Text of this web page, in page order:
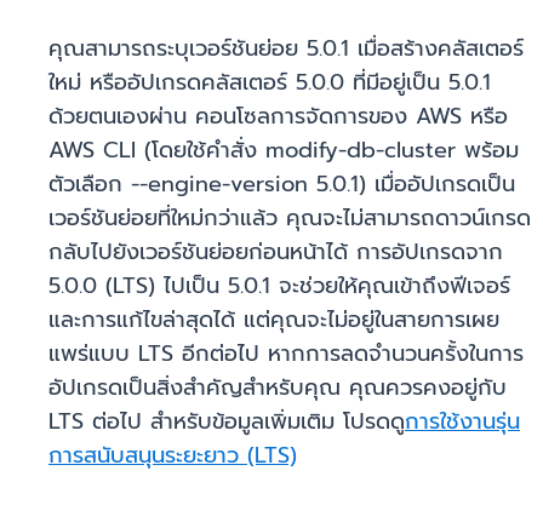
คุณสามารถระบุเวอร์ชันย่อย 5.0.1 เมื่อสร้างคลัสเตอร์
ใหม่ หรืออัปเกรดคลัสเตอร์ 5.0.0 ที่มีอยู่เป็น 5.0.1
ด้วยตนเองผ่าน คอนโซลการจัดการของ AWS หรือ
AWS CLI (โดยใช้คำสั่ง modify-db-cluster พร้อม
ตัวเลือก --engine-version 5.0.1) เมื่ออัปเกรดเป็น
เวอร์ชันย่อยที่ใหม่กว่าแล้ว คุณจะไม่สามารถดาวน์เกรด
กลับไปยังเวอร์ชันย่อยก่อนหน้าได้ การอัปเกรดจาก
5.0.0 (LTS) ไปเป็น 5.0.1 จะช่วยให้คุณเข้าถึงฟีเจอร์
และการแก้ไขล่าสุดได้ แต่คุณจะไม่อยู่ในสายการเผย
แพร่แบบ LTS อีกต่อไป หากการลดจำนวนครั้งในการ
อัปเกรดเป็นสิ่งสำคัญสำหรับคุณ คุณควรคงอยู่กับ
LTS ต่อไป สำหรับข้อมูลเพิ่มเติม โปรดดูการใช้งานรุ่น
การสนับสนุนระยะยาว (LTS)